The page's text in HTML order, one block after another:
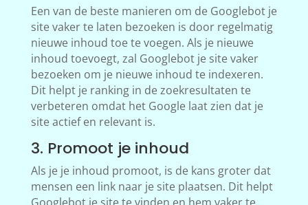
Een van de beste manieren om de Googlebot je
site vaker te laten bezoeken is door regelmatig
nieuwe inhoud toe te voegen. Als je nieuwe
inhoud toevoegt, zal Googlebot je site vaker
bezoeken om je nieuwe inhoud te indexeren.
Dit helpt je ranking in de zoekresultaten te
verbeteren omdat het Google laat zien dat je
site actief en relevant is.
3. Promoot je inhoud
Als je je inhoud promoot, is de kans groter dat
mensen een link naar je site plaatsen. Dit helpt